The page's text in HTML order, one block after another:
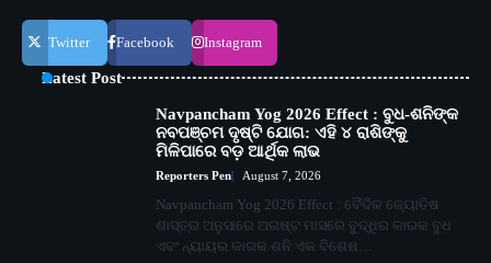
Twitter Facebook Instagram
Latest Post
Navpancham Yog 2026 Effect : ବୁଧ-ଶନିଙ୍କ
ନବପଞ୍ଚମ ଦୃଷ୍ଟି ଯୋଗ: ଏହି ୪ ରାଶିଙ୍କୁ
ମିଳିପାରେ ବଡ଼ ଆର୍ଥିକ ଲାଭ
Reporters Pen August 7, 2026
Navpancham Yog 2026 Effect : ବୈଦିକ ଜ୍ୟୋତିଷ
ଶାସ୍ତ୍ର ଅନୁସାରେ ଅଗଷ୍ଟ ମାସରେ ବୁଦ୍ଧିର କାରକ ବୁଧ
ଏବଂ ନ୍ୟାୟର କାରକ ଶନି ଏକ ବିଶେଷ…